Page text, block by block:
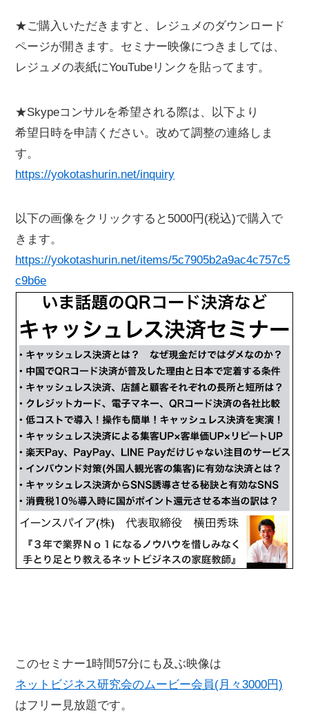
★ご購入いただきますと、レジュメのダウンロード
ページが開きます。セミナー映像につきましては、
レジュメの表紙にYouTubeリンクを貼ってます。
★Skypeコンサルを希望される際は、以下より
希望日時を申請ください。改めて調整の連絡しま
す。
https://yokotashurin.net/inquiry
以下の画像をクリックすると5000円(税込)で購入で
きます。
https://yokotashurin.net/items/5c7905b2a9ac4c757c5
c9b6e
このセミナー1時間57分にも及ぶ映像は
ネットビジネス研究会のムービー会員(月々3000円)
はフリー見放題です。